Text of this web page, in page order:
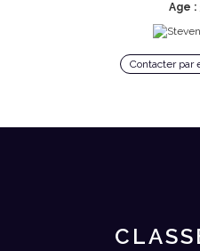
Age :
Contacter par